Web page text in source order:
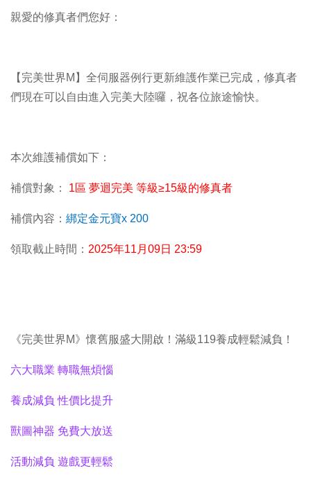
親愛的修真者們您好：
【完美世界M】全伺服器例行更新維護作業已完成，修真者
們現在可以自由進入完美大陸囉，祝各位旅途愉快。
本次維護補償如下：
補償對象： 1區 夢迴完美 等級≥15級的修真者
補償內容： 綁定金元寶x 200
領取截止時間： 2025年11月09日 23:59
《完美世界M》懷舊服盛大開啟！滿級119養成輕鬆減負！
六大職業 轉職無煩惱
養成減負 性價比提升
獸圖神器 免費大放送
活動減負 遊戲更輕鬆